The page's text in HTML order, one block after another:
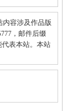
容涉及作品版
，邮件后缀
代表本站。本站